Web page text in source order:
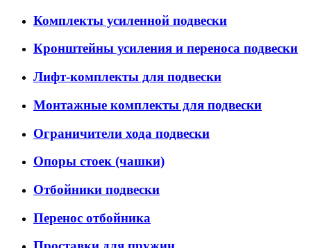
Комплекты усиленной подвески
Кронштейны усиления и переноса подвески
Лифт-комплекты для подвески
Монтажные комплекты для подвески
Ограничители хода подвески
Опоры стоек (чашки)
Отбойники подвески
Перенос отбойника